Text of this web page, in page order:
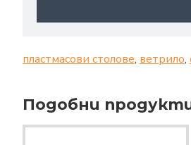
пластмасови столове, ветрило,
Подобни